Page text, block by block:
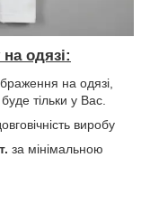
одязі:
на одязі,
тільки у Вас.
виробу
за мінімальною